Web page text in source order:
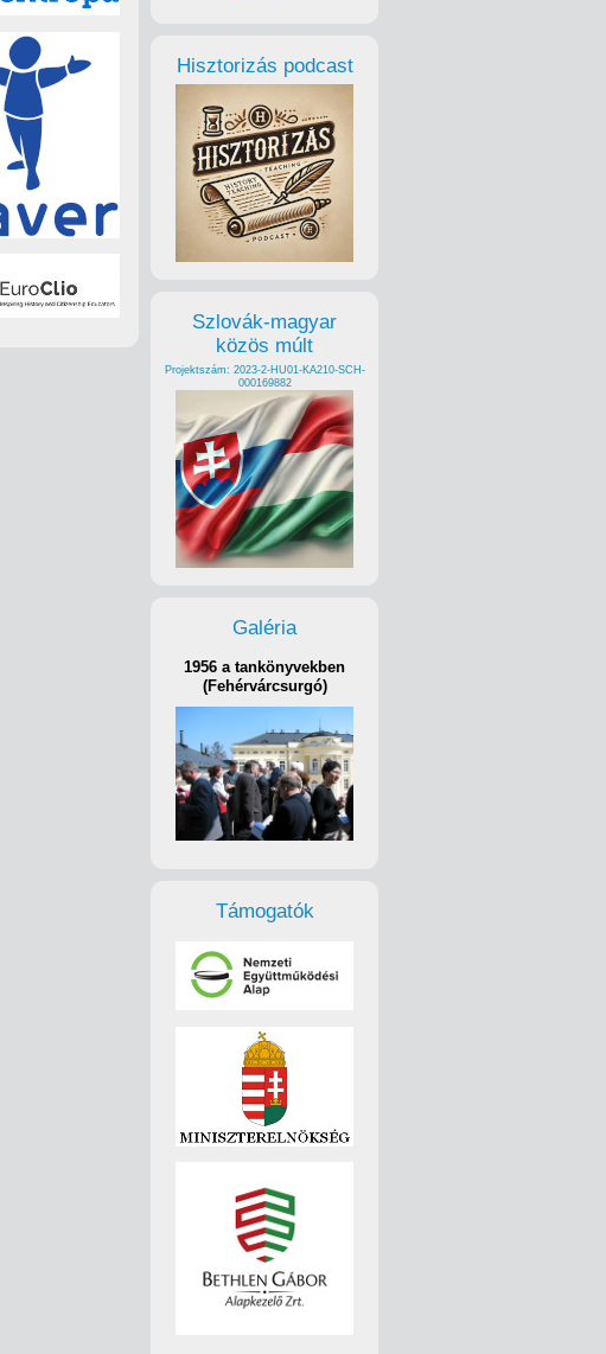
Hisztorizás podcast
Szlovák-magyar
közös múlt
Projektszám: 2023-2-HU01-KA210-SCH-
000169882
Galéria
1956 a tankönyvekben
(Fehérvárcsurgó)
Támogatók